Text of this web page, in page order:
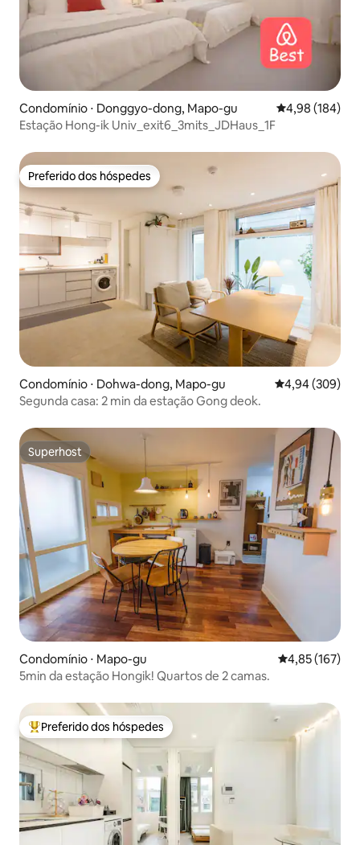
Condomínio ⋅ Donggyo-dong, Mapo-gu 4,98 de uma
4,98 (184)
Estação Hong-ik Univ_exit6_3mits_JDHaus_1F
Preferido dos hóspedes
Preferido dos hóspedes
Condomínio ⋅ Dohwa-dong, Mapo-gu 4,94 de uma
4,94 (309)
Segunda casa: 2 min da estação Gong deok.
Superhost
Superhost
Condomínio ⋅ Mapo-gu 4,85 de uma
4,85 (167)
5min da estação Hongik! Quartos de 2 camas.
Entre os melhores preferidos dos hóspedes
Preferido dos hóspedes